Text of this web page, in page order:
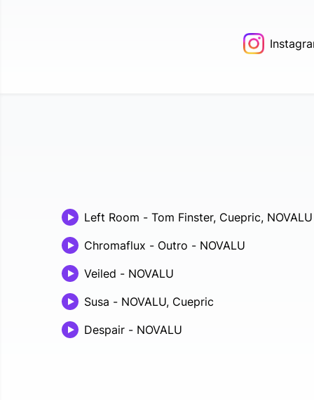
Left Room - Tom Finster, Cuepric, NOVALU
Chromaflux - Outro - NOVALU
Veiled - NOVALU
Susa - NOVALU, Cuepric
Despair - NOVALU